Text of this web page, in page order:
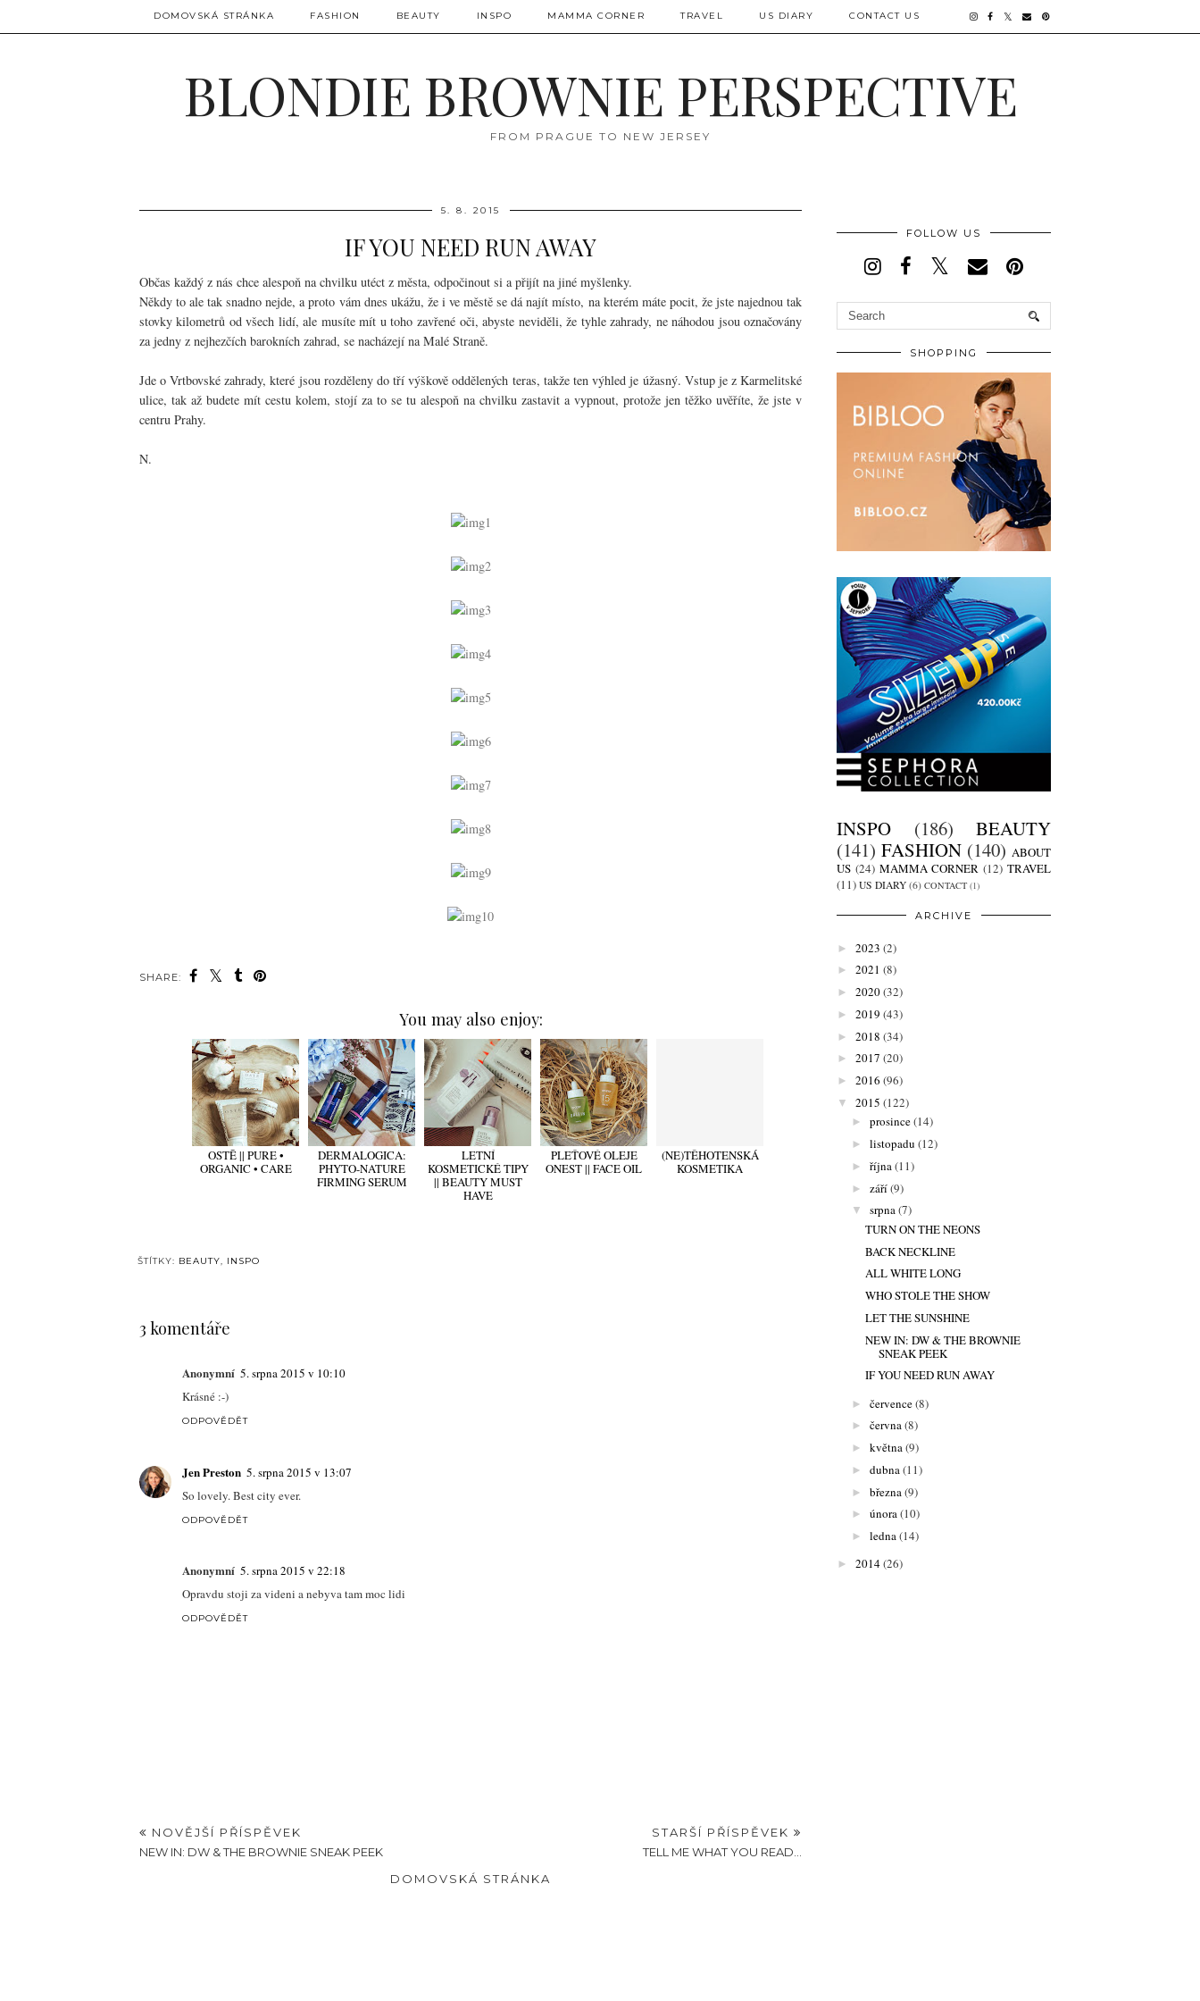
DOMOVSKÁ STRÁNKA FASHION BEAUTY INSPO MAMMA CORNER TRAVEL US DIARY CONTACT US
BLONDIE BROWNIE PERSPECTIVE
FROM PRAGUE TO NEW JERSEY
5. 8. 2015
IF YOU NEED RUN AWAY
Občas každý z nás chce alespoň na chvilku utéct z města, odpočinout si a přijít na jiné myšlenky.
Někdy to ale tak snadno nejde, a proto vám dnes ukážu, že i ve městě se dá najít místo, na kterém máte pocit, že jste najednou tak
stovky kilometrů od všech lidí, ale musíte mít u toho zavřené oči, abyste neviděli, že tyhle zahrady, ne náhodou jsou označovány
za jedny z nejhezčích barokních zahrad, se nacházejí na Malé Straně.
Jde o Vrtbovské zahrady, které jsou rozděleny do tří výškově oddělených teras, takže ten výhled je úžasný. Vstup je z Karmelitské
ulice, tak až budete mít cestu kolem, stojí za to se tu alespoň na chvilku zastavit a vypnout, protože jen těžko uvěříte, že jste v
centru Prahy.
N.
SHARE:
You may also enjoy:
OSTĒ || PURE •
ORGANIC • CARE
DERMALOGICA:
PHYTO-NATURE
FIRMING SERUM
LETNÍ
KOSMETICKÉ TIPY
|| BEAUTY MUST
HAVE
PLEŤOVÉ OLEJE
ONEST || FACE OIL
(NE)TĚHOTENSKÁ
KOSMETIKA
ŠTÍTKY: BEAUTY, INSPO
3 komentáře
Anonymní 5. srpna 2015 v 10:10
Krásné :-)
ODPOVĚDĚT
Jen Preston 5. srpna 2015 v 13:07
So lovely. Best city ever.
ODPOVĚDĚT
Anonymní 5. srpna 2015 v 22:18
Opravdu stoji za videni a nebyva tam moc lidi
ODPOVĚDĚT
NOVĚJŠÍ PŘÍSPĚVEK
NEW IN: DW & THE BROWNIE SNEAK PEEK
STARŠÍ PŘÍSPĚVEK
TELL ME WHAT YOU READ...
DOMOVSKÁ STRÁNKA
FOLLOW US
SHOPPING
INSPO (186)
BEAUTY
(141) FASHION (140) ABOUT
US (24) MAMMA CORNER (12) TRAVEL
(11) US DIARY (6) CONTACT (1)
ARCHIVE
► 2023 (2)
► 2021 (8)
► 2020(32)
► 2019 (43)
► 2018 (34)
► 2017 (20)
► 2016 (96)
▼ 2015 (122)
► prosince(14)
► listopadu (12)
► října(11)
► září(9)
▼ srpna(7)
TURN ON THE NEONS
BACK NECKLINE
ALL WHITE LONG
WHO STOLE THE SHOW
LET THE SUNSHINE
NEW IN: DW & THE BROWNIE
SNEAK PEEK
IF YOU NEED RUN AWAY
► července(8)
► června(8)
► května(9)
► dubna(11)
► března(9)
► února(10)
► ledna(14)
► 2014(26)